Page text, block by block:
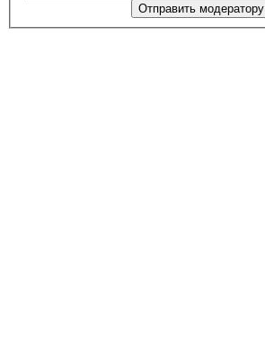
Отправить модератору